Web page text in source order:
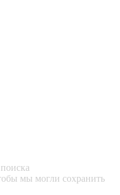
мы могли сохранить